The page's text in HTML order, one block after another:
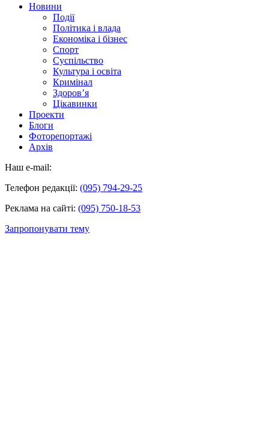
Новини
Події
Політика і влада
Економіка і бізнес
Спорт
Суспільство
Культура і освіта
Кримінал
Здоров’я
Цікавинки
Проекти
Блоги
Фоторепортажі
Архів
Наш e-mail:
Телефон редакції: (095) 794-29-25
Реклама на сайті: (095) 750-18-53
Запропонувати тему